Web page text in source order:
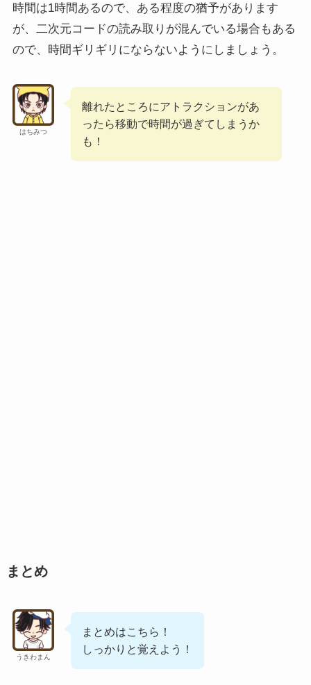
時間は1時間あるので、ある程度の猶予があります
が、二次元コードの読み取りが混んでいる場合もある
ので、時間ギリギリにならないようにしましょう。
はちみつ
離れたところにアトラクションがあ
ったら移動で時間が過ぎてしまうか
も！
まとめ
うきわまん
まとめはこちら！
しっかりと覚えよう！